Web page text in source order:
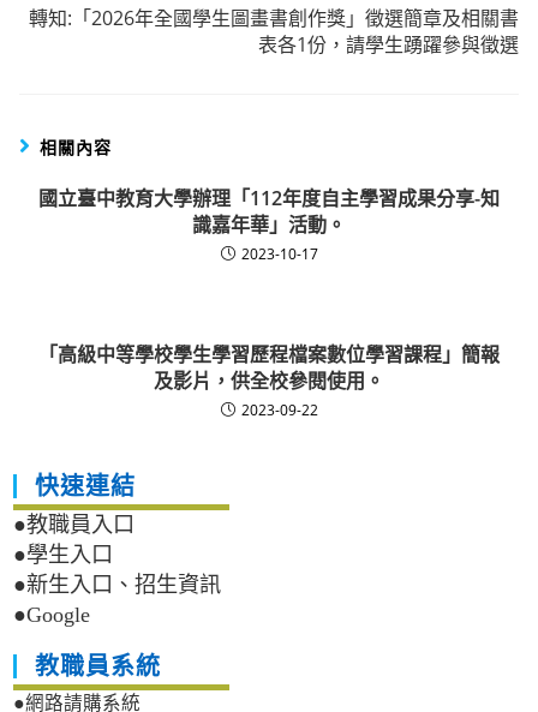
轉知:「2026年全國學生圖畫書創作獎」徵選簡章及相關書
表各1份，請學生踴躍參與徵選
相關內容
國立臺中教育大學辦理「112年度自主學習成果分享-知
識嘉年華」活動。
2023-10-17
「高級中等學校學生學習歷程檔案數位學習課程」簡報
及影片，供全校參閱使用。
2023-09-22
快速連結
●教職員入口
●學生入口
●新生入口、招生資訊
●Google
教職員系統
●網路請購系統